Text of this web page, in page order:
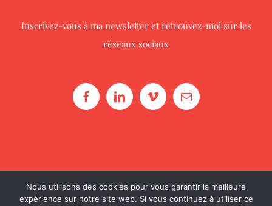
Inscrivez-vous à ma newsletteret retrouvez-moi sur les
réseaux sociaux
© Copyright 2016 -2026 |Julie Diversy| Tous droits réservés
Nous utilisons des cookies pour vous garantir la meilleure
expérience sur notre site web. Si vous continuez à utiliser ce